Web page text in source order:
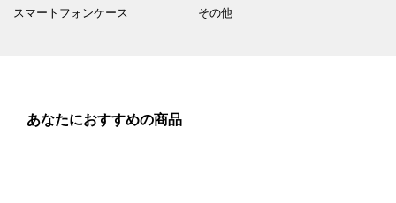
スマートフォンケース その他
あなたにおすすめの商品